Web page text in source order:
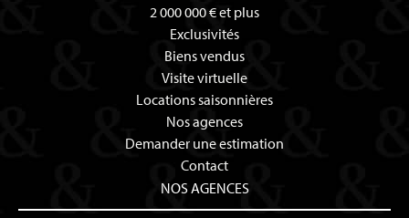
2 000 000 € et plus
Exclusivités
Biens vendus
Visite virtuelle
Locations saisonnières
Nos agences
Demander une estimation
Contact
NOS AGENCES